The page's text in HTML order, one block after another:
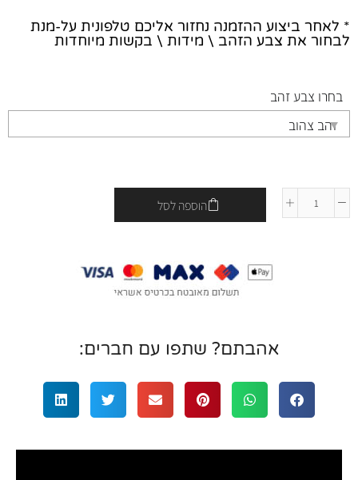
* לאחר ביצוע ההזמנה נחזור אליכם טלפונית על-מנת
לבחור את צבע הזהב \ מידות \ בקשות מיוחדות
בחרו צבע זהב
הוספה לסל
אהבתם? שתפו עם חברים: